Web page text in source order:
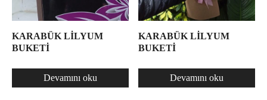
KARABÜK LİLYUM
BUKETİ
Devamını oku
KARABÜK LİLYUM
BUKETİ
Devamını oku